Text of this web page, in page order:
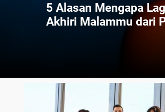
5 Alasan Mengapa
Akhiri Malammu dari